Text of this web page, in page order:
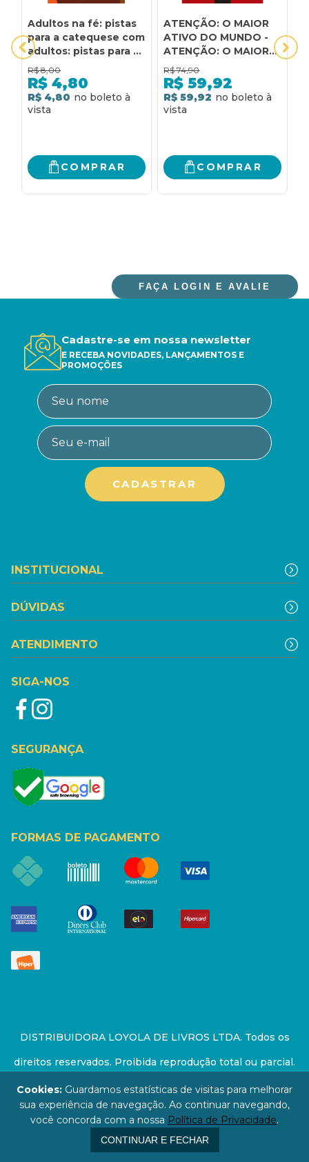
Adultos na fé: pistas
para a catequese com
adultos: pistas para a
catequese com
adultos
R$ 8,00
R$ 4,80
R$ 4,80
COMPRAR
ATENÇÃO: O MAIOR
ATIVO DO MUNDO -
ATENÇÃO: O MAIOR
ATIVO DO MUNDO O
CAMINHO MAIS
EFETIVO PARA SER
CONHECIDO, GERAR
R$ 74,90
R$ 59,92
R$ 59,92
COMPRAR
FAÇA LOGIN E AVALIE
Cadastre-se em nossa newsletter
E RECEBA NOVIDADES, LANÇAMENTOS E
PROMOÇÕES
INSTITUCIONAL
DÚVIDAS
ATENDIMENTO
SIGA-NOS
SEGURANÇA
FORMAS DE PAGAMENTO
DISTRIBUIDORA LOYOLA DE LIVROS LTDA. Todos os
direitos reservados. Proibida reprodução total ou parcial.
Preços e estoque sujeito a alterações sem aviso prévio.
67.946.814/0001-94 - LOJA - Rua Senador Feijó - São
Paulo / SP - CEP: 01006-000
Cookies: Guardamos estatísticas de visitas para melhorar
sua experiência de navegação. Ao continuar navegando,
você concorda com a nossa Política de Privacidade.
CONTINUAR E FECHAR